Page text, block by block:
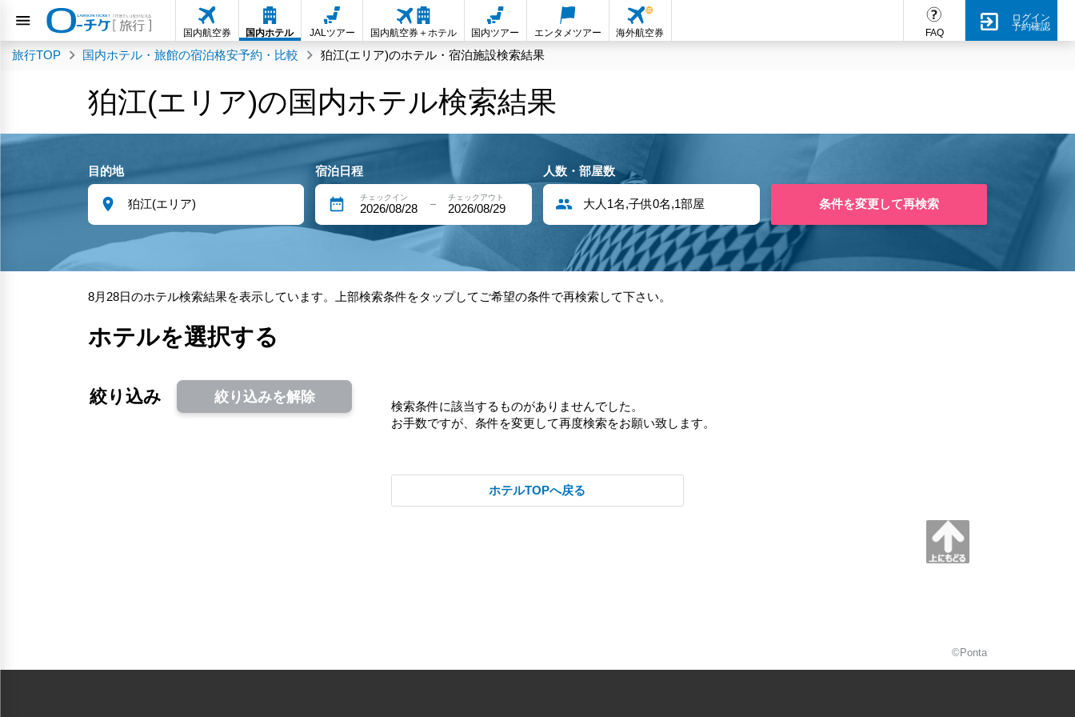
FAQ
ログイン
予約確認
国内航空券 国内ホテル JALツアー 国内航空券＋ホテル 国内ツアー エンタメツアー 海外航空券
旅行TOP 国内ホテル・旅館の宿泊格安予約・比較 狛江(エリア)のホテル・宿泊施設検索結果
狛江(エリア)の国内ホテル検索結果
目的地 宿泊日程
チェックイン
2026/08/28
チェックアウト
2026/08/29
人数・部屋数
大人1名,子供0名,1部屋 条件を変更して再検索
8月28日のホテル検索結果を表示しています。上部検索条件をタップしてご希望の条件で再検索して下さい。
ホテルを選択する
絞り込み 絞り込みを解除
検索条件に該当するものがありませんでした。
お手数ですが、条件を変更して再度検索をお願い致します。
ホテルTOPへ戻る
©Ponta